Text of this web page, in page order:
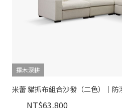
擇木深耕
NT$63,800